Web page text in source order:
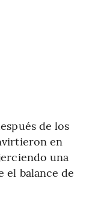
de los
en
una
el balance de